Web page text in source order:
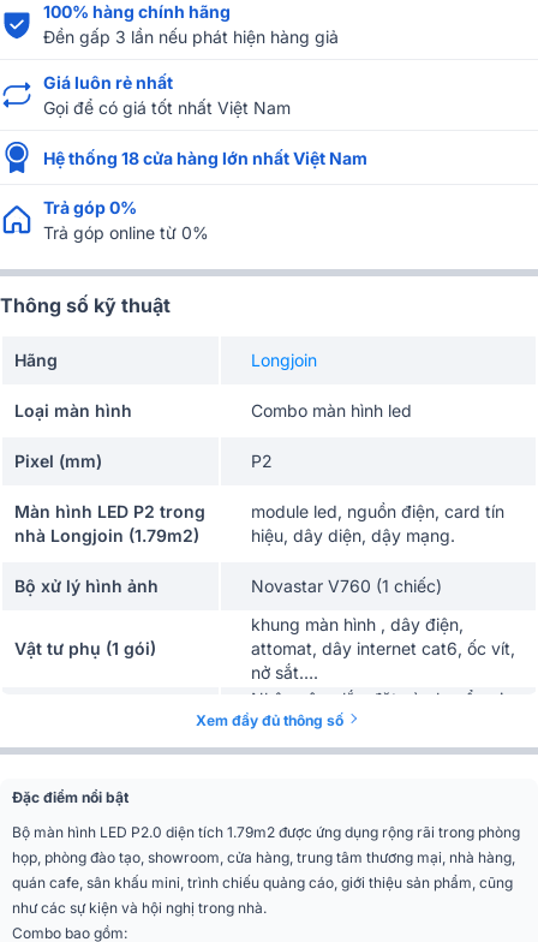
100% hàng chính hãng
Đền gấp 3 lần nếu phát hiện hàng giả
Giá luôn rẻ nhất
Gọi để có giá tốt nhất Việt Nam
Hệ thống 18 cửa hàng lớn nhất Việt Nam
Trả góp 0%
Trả góp online từ 0%
Thông số kỹ thuật
Hãng Longjoin
Loại màn hình Combo màn hình led
Pixel (mm) P2
Màn hình LED P2 trong
nhà Longjoin (1.79m2)
module led, nguồn điện, card tín
hiệu, dây diện, dậy mạng.
Bộ xử lý hình ảnh Novastar V760 (1 chiếc)
Vật tư phụ (1 gói)
khung màn hình , dây điện,
attomat, dây internet cat6, ốc vít,
nở sắt….
Nhân công lắp đặt và chuyển giao
công nghệ
Xem đầy đủ thông số
Đặc điểm nổi bật
Bộ màn hình LED P2.0 diện tích 1.79m2 được ứng dụng rộng rãi trong phòng
họp, phòng đào tạo, showroom, cửa hàng, trung tâm thương mại, nhà hàng,
quán cafe, sân khấu mini, trình chiếu quảng cáo, giới thiệu sản phẩm, cũng
như các sự kiện và hội nghị trong nhà.
Combo bao gồm: